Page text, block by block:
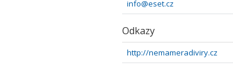
info@eset.cz
Odkazy
http://nemameradiviry.cz